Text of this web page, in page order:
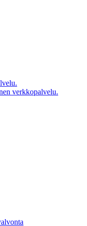
verkkopalvelu.